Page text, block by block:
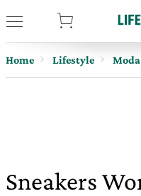
Home Lifestyle Moda
Sneakers